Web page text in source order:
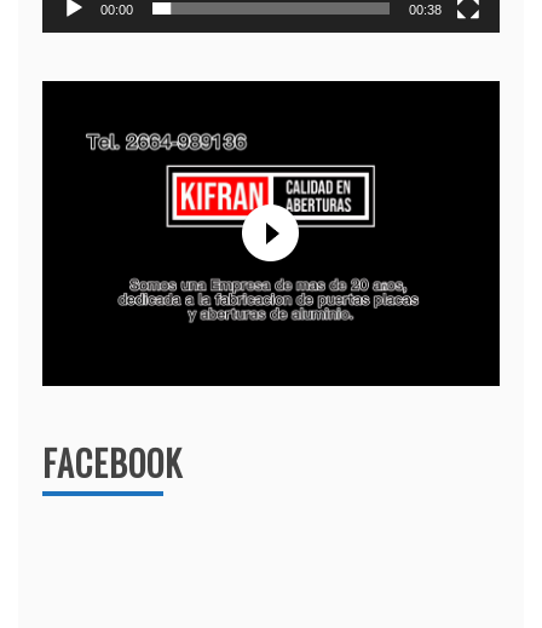
00:00 00:38
FACEBOOK